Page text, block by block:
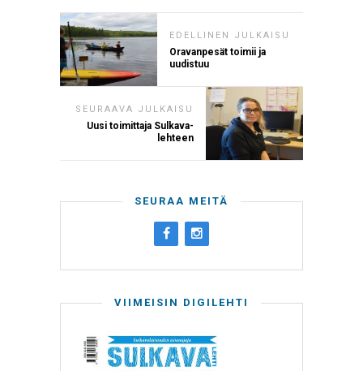
EDELLINEN JULKAISU
Oravanpesät toimii ja
uudistuu
SEURAAVA JULKAISU
Uusi toimittaja Sulkava-
lehteen
SEURAA MEITÄ
VIIMEISIN DIGILEHTI